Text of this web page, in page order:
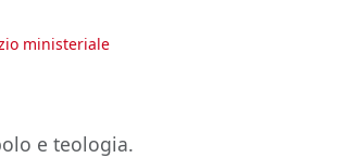
ministeriale
e teologia.